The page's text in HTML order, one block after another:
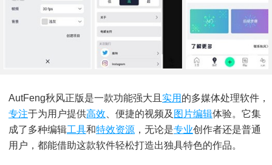
AutFeng秋风正版是一款功能强大且 实用 的多媒体处理软件，
专注于为用户提供高效 、便捷的视频及 图片编辑体验。它集
成了多种编辑工具和特效资源 ，无论是专业创作者还是普通
用户，都能借助这款软件轻松打造出独具特色的作品。